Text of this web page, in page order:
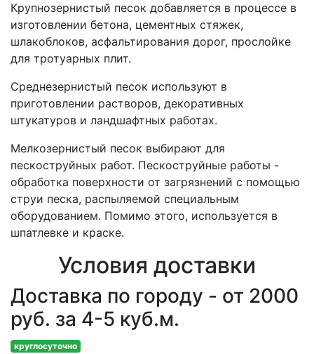
Крупнозернистый песок добавляется в процессе в
изготовлении бетона, цементных стяжек,
шлакоблоков, асфальтирования дорог, прослойке
для тротуарных плит.
Среднезернистый песок используют в
приготовлении растворов, декоративных
штукатуров и ландшафтных работах.
Мелкозернистый песок выбирают для
пескоструйных работ. Пескоструйные работы -
обработка поверхности от загрязнений с помощью
струи песка, распыляемой специальным
оборудованием. Помимо этого, используется в
шпатлевке и краске.
Условия доставки
Доставка по городу - от 2000
руб. за 4-5 куб.м.
круглосуточно